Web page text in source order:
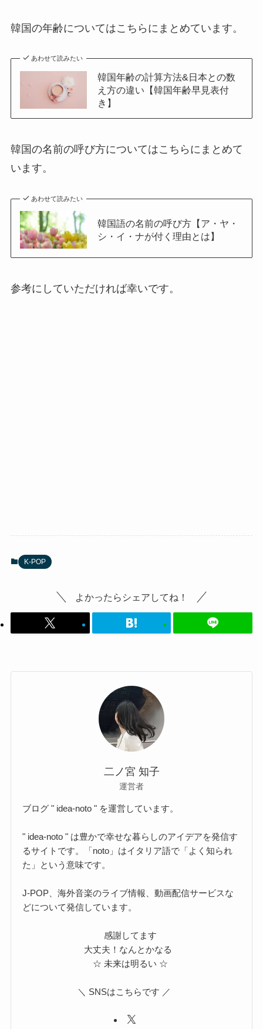
韓国の年齢についてはこちらにまとめています。
あわせて読みたい
韓国年齢の計算方法&日本との数
え方の違い【韓国年齢早見表付
き】
韓国の名前の呼び方についてはこちらにまとめて
います。
あわせて読みたい
韓国語の名前の呼び方【ア・ヤ・
シ・イ・ナが付く理由とは】
参考にしていただければ幸いです。
K-POP
よかったらシェアしてね！
二ノ宮 知子
運営者
ブログ " idea-noto " を運営しています。
" idea-noto " は豊かで幸せな暮らしのアイデアを発信す
るサイトです。「noto」はイタリア語で「よく知られ
た」という意味です。
J-POP、海外音楽のライブ情報、動画配信サービスな
どについて発信しています。
感謝してます
大丈夫！なんとかなる
☆ 未来は明るい ☆
＼ SNSはこちらです ／